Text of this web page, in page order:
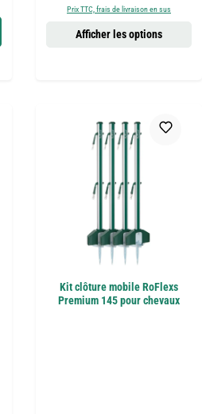
Prix TTC, frais de livraison en sus
Afficher les options
Kit clôture mobile RoFlexs
Premium 145 pour chevaux